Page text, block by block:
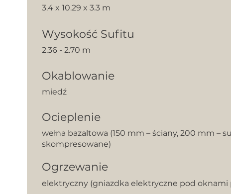
3.4 x 10.29 x 3.3 m
Wysokość Sufitu
2.36 - 2.70 m
Okablowanie
miedź
Ocieplenie
wełna bazaltowa (150 mm – ściany, 200 mm –
skompresowane)
Ogrzewanie
elektryczny (gniazdka elektryczne pod oknami